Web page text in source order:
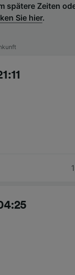
spätere Zeiten
Sie hier.